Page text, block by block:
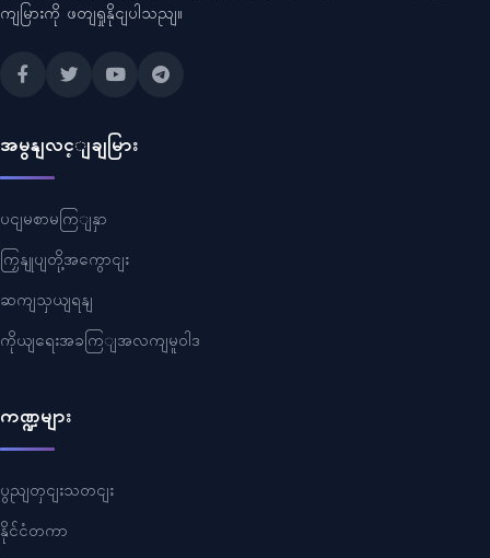
ကျမြားကို ဖတျရှုနိုငျပါသညျ။
အမွနျလင့ျချမြား
ပငျမစာမကြျနှာ
ကြှနျုပျတို့အကွောငျး
ဆကျသှယျရနျ
ကိုယျရေးအခကြျအလကျမူဝါဒ
ကဏ္ဍများ
ပွညျတှငျးသတငျး
နိုင်ငံတကာ